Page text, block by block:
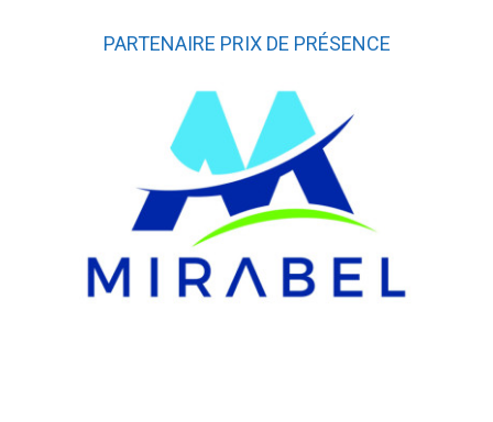
PARTENAIRE PRIX DE PRÉSENCE